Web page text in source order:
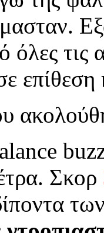
όλες τις
επίθεση
Σκορ